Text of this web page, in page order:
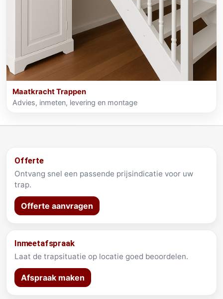
Maatkracht Trappen
Advies, inmeten, levering en montage
Offerte
Ontvang snel een passende prijsindicatie voor uw
trap.
Offerte aanvragen
Inmeetafspraak
Laat de trapsituatie op locatie goed beoordelen.
Afspraak maken